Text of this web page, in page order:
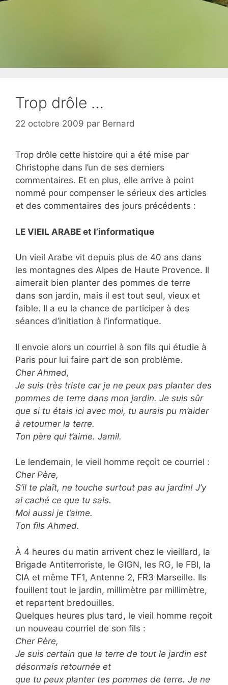
Trop drôle …
22 octobre 2009 par Bernard
Trop drôle cette histoire qui a été mise par
Christophe dans l’un de ses derniers
commentaires. Et en plus, elle arrive à point
nommé pour compenser le sérieux des articles
et des commentaires des jours précédents :
LE VIEIL ARABE et l’informatique
Un vieil Arabe vit depuis plus de 40 ans dans
les montagnes des Alpes de Haute Provence. Il
aimerait bien planter des pommes de terre
dans son jardin, mais il est tout seul, vieux et
faible. Il a eu la chance de participer à des
séances d’initiation à l’informatique.
Il envoie alors un courriel à son fils qui étudie à
Paris pour lui faire part de son problème.
Cher Ahmed,
Je suis très triste car je ne peux pas planter des
pommes de terre dans mon jardin. Je suis sûr
que si tu étais ici avec moi, tu aurais pu m’aider
à retourner la terre.
Ton père qui t’aime. Jamil.
Le lendemain, le vieil homme reçoit ce courriel :
Cher Père,
S’il te plaît, ne touche surtout pas au jardin! J’y
ai caché ce que tu sais.
Moi aussi je t’aime.
Ton fils Ahmed.
À 4 heures du matin arrivent chez le vieillard, la
Brigade Antiterroriste, le GIGN, les RG, le FBI, la
CIA et même TF1, Antenne 2, FR3 Marseille. Ils
fouillent tout le jardin, millimètre par millimètre,
et repartent bredouilles.
Quelques heures plus tard, le vieil homme reçoit
un nouveau courriel de son fils :
Cher Père,
Je suis certain que la terre de tout le jardin est
désormais retournée et
que tu peux planter tes pommes de terre. Je ne